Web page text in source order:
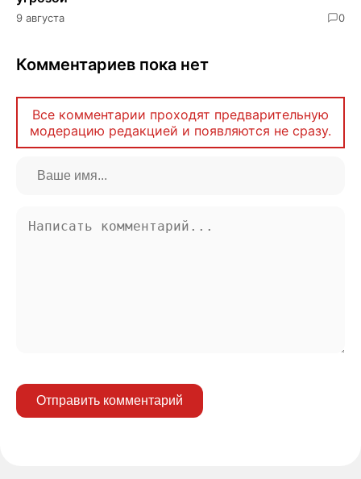
9 августа 0
Комментариев пока нет
Все комментарии проходят предварительную
модерацию редакцией и появляются не сразу.
Отправить комментарий